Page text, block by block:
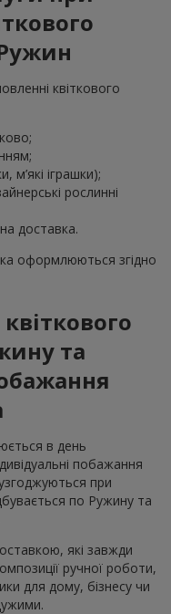
квіткового
м’які іграшки);
рослинні
доставка.
оформлюються згідно
та
в день
побажання
при
по Ружину та
які завжди
ручної роботи,
для дому, бізнесу чи